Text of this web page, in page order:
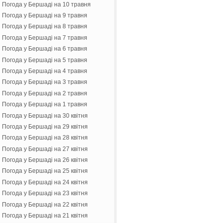
Погода у Бершаді на 10 травня
Погода у Бершаді на 9 травня
Погода у Бершаді на 8 травня
Погода у Бершаді на 7 травня
Погода у Бершаді на 6 травня
Погода у Бершаді на 5 травня
Погода у Бершаді на 4 травня
Погода у Бершаді на 3 травня
Погода у Бершаді на 2 травня
Погода у Бершаді на 1 травня
Погода у Бершаді на 30 квітня
Погода у Бершаді на 29 квітня
Погода у Бершаді на 28 квітня
Погода у Бершаді на 27 квітня
Погода у Бершаді на 26 квітня
Погода у Бершаді на 25 квітня
Погода у Бершаді на 24 квітня
Погода у Бершаді на 23 квітня
Погода у Бершаді на 22 квітня
Погода у Бершаді на 21 квітня